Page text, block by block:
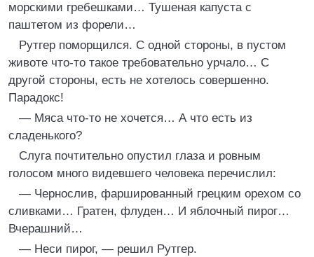
морскими гребешками… Тушеная капуста с
паштетом из форели…
Рутгер поморщился. С одной стороны, в пустом
животе что-то такое требовательно урчало… С
другой стороны, есть не хотелось совершенно.
Парадокс!
— Мяса что-то не хочется… А что есть из
сладенького?
Слуга почтительно опустил глаза и ровным
голосом много видевшего человека перечислил:
— Чернослив, фаршированный грецким орехом со
сливками… Гратен, флуден… И яблочный пирог…
Вчерашний…
— Неси пирог, — решил Рутгер.